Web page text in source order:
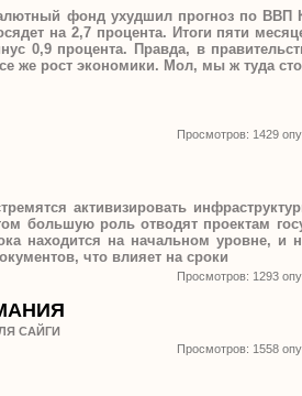
фонд ухудшил прогноз по ВВП
на 2,7 процента. Итоги пяти
0,9 процента. Правда, в
же рост экономики. Мол, мы ж туда
Просмотров: 1429
активизировать
большую роль отводят проектам
находится на начальном уровне, и
что влияет на сроки
Просмотров: 1293
САЙГИ
Просмотров: 1558